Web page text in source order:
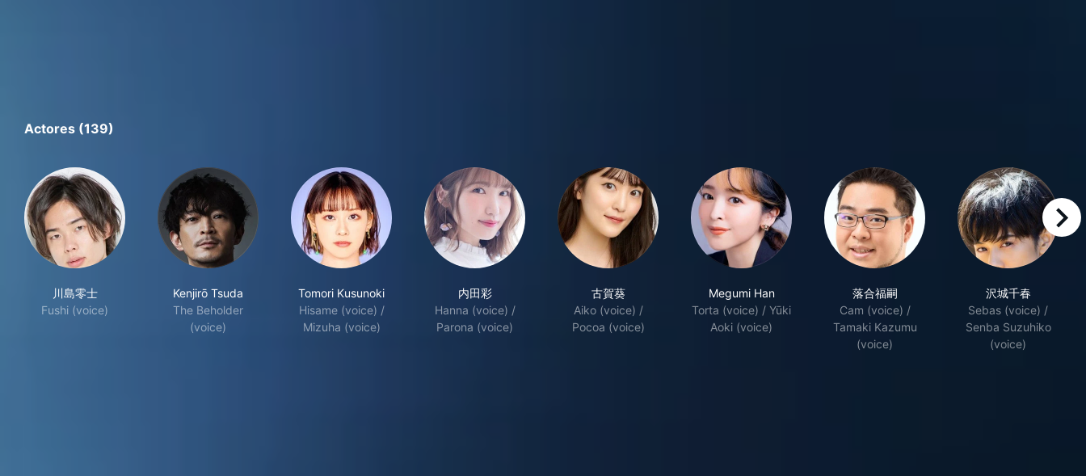
Actores (139)
川島零士
Fushi (voice)
Kenjirō Tsuda
The Beholder
(voice)
Tomori Kusunoki
Hisame (voice) /
Mizuha (voice)
内田彩
Hanna (voice) /
Parona (voice)
古賀葵
Aiko (voice) /
Pocoa (voice)
Megumi Han
Torta (voice) / Yūki
Aoki (voice)
落合福嗣
Cam (voice) /
Tamaki Kazumu
(voice)
沢城千春
Sebas (voice) /
Senba Suzuhiko
(voice)
right